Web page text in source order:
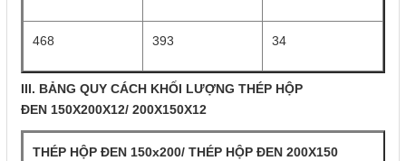
468 393 34
III. BẢNG QUY CÁCH KHỐI LƯỢNG THÉP HỘP
ĐEN 150X200X12/ 200X150X12
THÉP HỘP ĐEN 150x200/ THÉP HỘP ĐEN 200X150